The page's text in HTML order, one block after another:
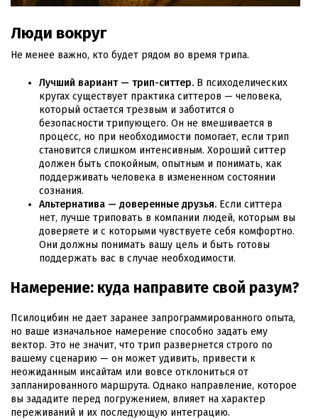
Люди вокруг
Не менее важно, кто будет рядом во время трипа.
Лучший вариант — трип-ситтер. В психоделических
кругах существует практика ситтеров — человека,
который остается трезвым и заботится о
безопасности трипующего. Он не вмешивается в
процесс, но при необходимости помогает, если трип
становится слишком интенсивным. Хороший ситтер
должен быть спокойным, опытным и понимать, как
поддерживать человека в измененном состоянии
сознания.
Альтернатива — доверенные друзья. Если ситтера
нет, лучше триповать в компании людей, которым вы
доверяете и с которыми чувствуете себя комфортно.
Они должны понимать вашу цель и быть готовы
поддержать вас в случае необходимости.
Намерение: куда направите свой разум?
Псилоцибин не дает заранее запрограммированного опыта,
но ваше изначальное намерение способно задать ему
вектор. Это не значит, что трип развернется строго по
вашему сценарию — он может удивить, привести к
неожиданным инсайтам или вовсе отклониться от
запланированного маршрута. Однако направление, которое
вы зададите перед погружением, влияет на характер
переживаний и их последующую интеграцию.